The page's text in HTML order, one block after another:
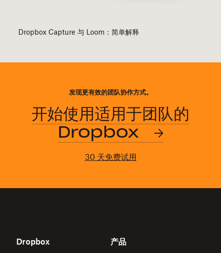
Dropbox Capture 与 Loom：简单解释
发现更有效的团队协作方式。
开始使用适用于团队的
Dropbox
30 天免费试用
Dropbox 产品